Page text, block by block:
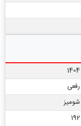
1404
رقعی
شومیز
192